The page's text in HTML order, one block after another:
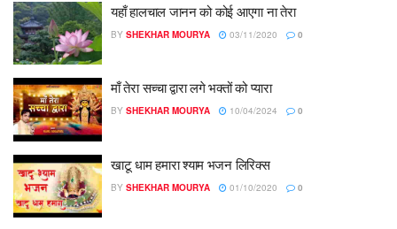
यहाँ हालचाल जानन को कोई आएगा ना तेरा
BY SHEKHAR MOURYA 03/11/2020 0
माँ तेरा सच्चा द्वारा लगे भक्तों को प्यारा
BY SHEKHAR MOURYA 10/04/2024 0
खाटू धाम हमारा श्याम भजन लिरिक्स
BY SHEKHAR MOURYA 01/10/2020 0